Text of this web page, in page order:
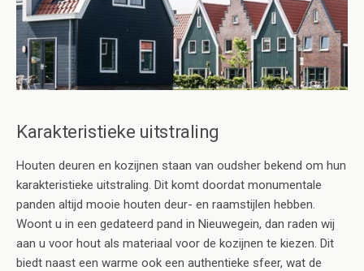
Karakteristieke uitstraling
Houten deuren en kozijnen staan van oudsher bekend om hun
karakteristieke uitstraling. Dit komt doordat monumentale
panden altijd mooie houten deur- en raamstijlen hebben.
Woont u in een gedateerd pand in Nieuwegein, dan raden wij
aan u voor hout als materiaal voor de kozijnen te kiezen. Dit
biedt naast een warme ook een authentieke sfeer, wat de